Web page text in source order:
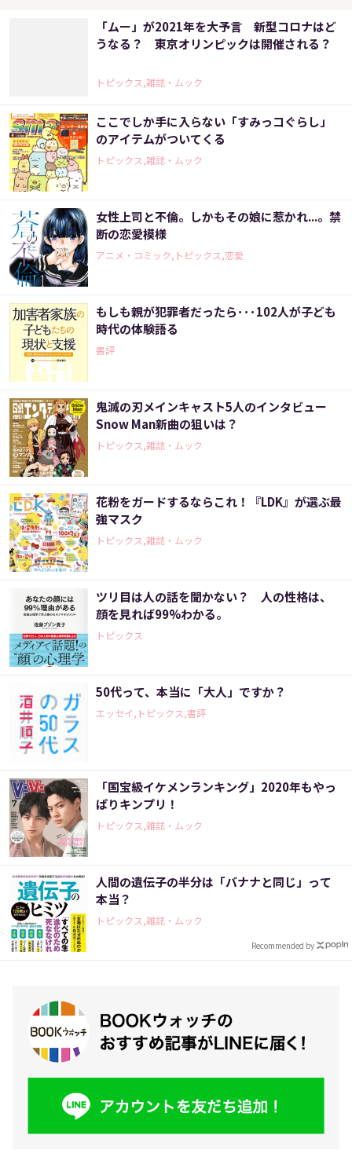
「ムー」が2021年を大予言 新型コロナはど
うなる？ 東京オリンピックは開催される？
トピックス,雑誌・ムック
ここでしか手に入らない「すみっコぐらし」
のアイテムがついてくる
トピックス,雑誌・ムック
女性上司と不倫。しかもその娘に惹かれ...。禁
断の恋愛模様
アニメ・コミック,トピックス,恋愛
もしも親が犯罪者だったら･･･102人が子ども
時代の体験語る
書評
鬼滅の刃メインキャスト5人のインタビュー
Snow Man新曲の狙いは？
トピックス,雑誌・ムック
花粉をガードするならこれ！『LDK』が選ぶ最
強マスク
トピックス,雑誌・ムック
ツリ目は人の話を聞かない？ 人の性格は、
顔を見れば99%わかる。
トピックス
50代って、本当に「大人」ですか？
エッセイ,トピックス,書評
「国宝級イケメンランキング」2020年もやっ
ぱりキンプリ！
トピックス,雑誌・ムック
人間の遺伝子の半分は「バナナと同じ」って
本当？
トピックス,雑誌・ムック
Recommended by